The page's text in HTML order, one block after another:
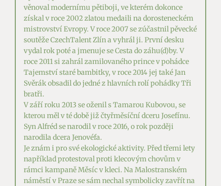
věnoval modernímu pětiboji, ve kterém dokonce
získal v roce 2002 zlatou medaili na dorosteneckém
mistrovství Evropy. V roce 2007 se zúčastnil pěvecké
soutěže CzechTalent Zlín a vyhrál ji. První desku
vydal rok poté a jmenuje se Cesta do záhu(d)by. V
roce 2011 si zahrál zamilovaného prince v pohádce
Tajemství staré bambitky, v roce 2014 jej také Jan
Svěrák obsadil do jedné z hlavních rolí pohádky Tři
bratři.
V září roku 2013 se oženil s Tamarou Kubovou, se
kterou měl v té době již čtyřměsíční dceru Josefínu.
Syn Alfréd se narodil v roce 2016, o rok později
narodila dcera Jenovéfa.
Je znám i pro své ekologické aktivity. Před třemi lety
například protestoval proti klecovým chovům v
rámci kampaně Měsíc v kleci. Na Malostranském
náměstí v Praze se sám nechal symbolicky zavřít na